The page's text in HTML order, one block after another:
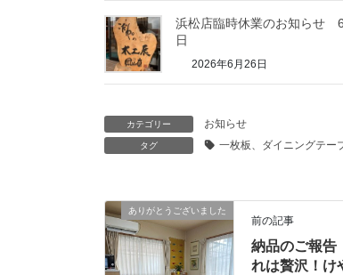
浜松店臨時休業のお知らせ
日
2026年6月26日
カテゴリー お知らせ
タグ 一枚板、ダイニングテー
ありがとうございました
前の記事
納品のご
れは贅沢！け